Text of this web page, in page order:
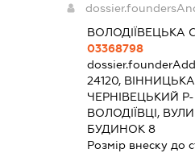
ВОЛОДІЇВЕЦЬКА
03368798
24120,
ЧЕРНІВЕЦЬКИЙ
ВОЛОДІЇВЦІ,
БУДИНОК 8
Розмір внеску до